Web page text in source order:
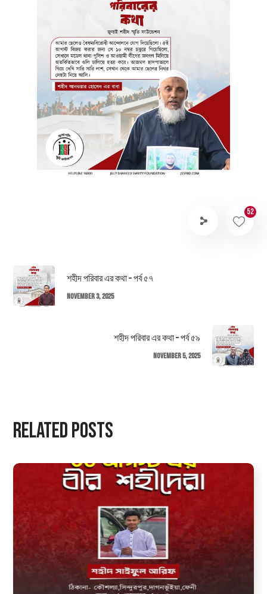
52
শহীদ পরিবার এর কথা – পর্ব ৫৭
November 3, 2025
শহীদ পরিবার এর কথা – পর্ব ৫৯
November 5, 2025
Related Posts